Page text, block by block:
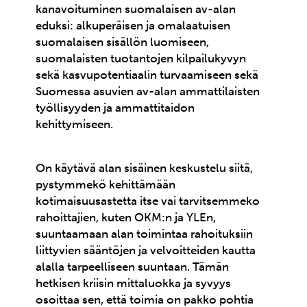
kanavoituminen suomalaisen av-alan
eduksi: alkuperäisen ja omalaatuisen
suomalaisen sisällön luomiseen,
suomalaisten tuotantojen kilpailukyvyn
sekä kasvupotentiaalin turvaamiseen sekä
Suomessa asuvien av-alan ammattilaisten
työllisyyden ja ammattitaidon
kehittymiseen.
On käytävä alan sisäinen keskustelu siitä,
pystymmekö kehittämään
kotimaisuusastetta itse vai tarvitsemmeko
rahoittajien, kuten OKM:n ja YLEn,
suuntaamaan alan toimintaa rahoituksiin
liittyvien sääntöjen ja velvoitteiden kautta
alalla tarpeelliseen suuntaan. Tämän
hetkisen kriisin mittaluokka ja syvyys
osoittaa sen, että toimia on pakko pohtia